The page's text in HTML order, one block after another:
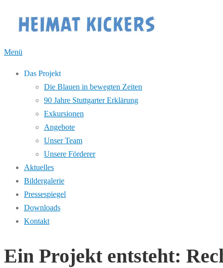
Inhalt
Menü
Das Projekt
Die Blauen in bewegten Zeiten
90 Jahre Stuttgarter Erklärung
Exkursionen
Angebote
Unser Team
Unsere Förderer
Aktuelles
Bildergalerie
Pressespiegel
Downloads
Kontakt
Ein Projekt entsteht: